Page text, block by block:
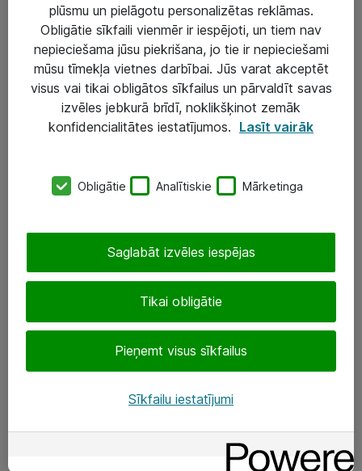
Risinājumi & Pakalpojumi
IT serviss un atbalsts
IT infrastruktūra
Darba vietu IT risinājumi
SIA „ATEA”
+(371) 67 81 90 50
eShop@atea.lv
Sekojiet mums
plūsmu un pielāgotu personalizētas reklāmas.
Obligātie sīkfaili vienmēr ir iespējoti, un tiem nav
nepieciešama jūsu piekrišana, jo tie ir nepieciešami
mūsu tīmekļa vietnes darbībai. Jūs varat akceptēt
visus vai tikai obligātos sīkfailus un pārvaldīt savas
izvēles jebkurā brīdī, noklikšķinot zemāk
konfidencialitātes iestatījumos. Lasīt vairāk
Obligātie Analītiskie Mārketinga
Tikai obligātie
Pieņemt visus sīkfailus
Saglabāt izvēles iespējas
Sīkfailu iestatījumi